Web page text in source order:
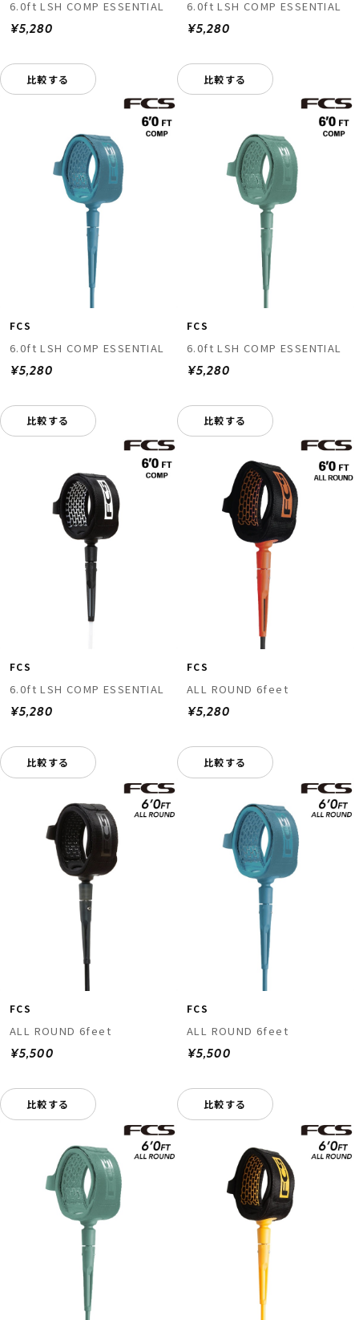
6.0ft LSH COMP ESSENTIAL
¥5,280
比較する
6.0ft LSH COMP ESSENTIAL
¥5,280
比較する
FCS
6.0ft LSH COMP ESSENTIAL
¥5,280
比較する
FCS
6.0ft LSH COMP ESSENTIAL
¥5,280
比較する
FCS
6.0ft LSH COMP ESSENTIAL
¥5,280
比較する
FCS
ALL ROUND 6feet
¥5,280
比較する
FCS
ALL ROUND 6feet
¥5,500
比較する
FCS
ALL ROUND 6feet
¥5,500
比較する